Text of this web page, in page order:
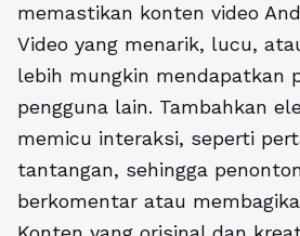
memastikan konten video
Video yang menarik, lucu,
lebih mungkin mendapatkan
pengguna lain. Tambahkan
memicu interaksi, seperti
tantangan, sehingga
berkomentar atau